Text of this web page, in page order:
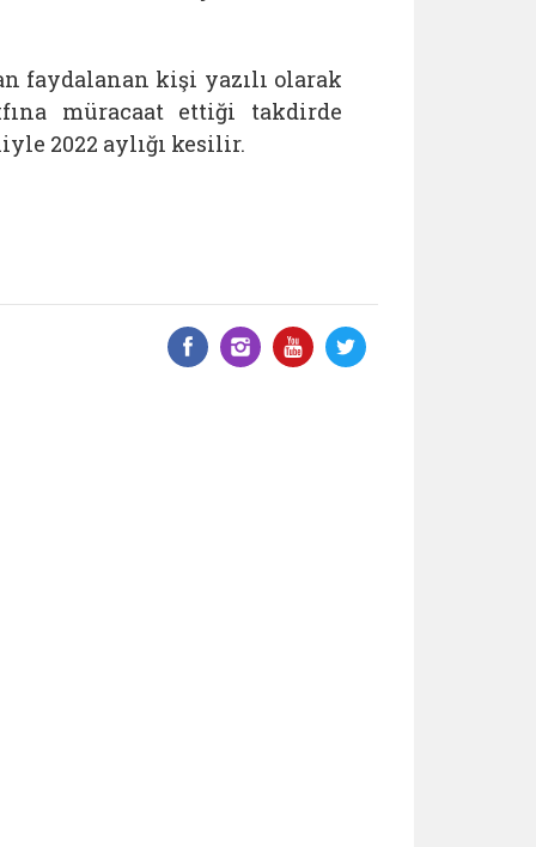
faydalanan kişi yazılı olarak
müracaat ettiği takdirde
2022 aylığı kesilir.
Facebook üzerinde paylaş
Instagram'da paylaş
YouTube
Twitter